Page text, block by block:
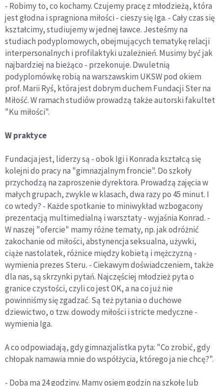
- Robimy to, co kochamy. Czujemy pracę z młodzieżą, która
jest głodna i spragniona miłości - cieszy się Iga. - Cały czas się
kształcimy, studiujemy w jednej ławce. Jesteśmy na
studiach podyplomowych, obejmujących tematykę relacji
interpersonalnych i profilaktyki uzależnień. Musimy być jak
najbardziej na bieżąco - przekonuje. Dwuletnią
podyplomówkę robią na warszawskim UKSW pod okiem
prof. Marii Ryś, która jest dobrym duchem Fundacji Ster na
Miłość. W ramach studiów prowadzą także autorski fakultet
"Ku miłości".
W praktyce
Fundacja jest, liderzy są - obok Igi i Konrada kształcą się
kolejni do pracy na "gimnazjalnym froncie". Do szkoły
przychodzą na zaproszenie dyrektora. Prowadzą zajęcia w
małych grupach, zwykle w klasach, dwa razy po 45 minut. I
co wtedy? - Każde spotkanie to miniwykład wzbogacony
prezentacją multimedialną i warsztaty - wyjaśnia Konrad. -
W naszej "ofercie" mamy różne tematy, np. jak odróżnić
zakochanie od miłości, abstynencja seksualna, używki,
ciąże nastolatek, różnice między kobietą i mężczyzną -
wymienia prezes Steru. - Ciekawym doświadczeniem, także
dla nas, są skrzynki pytań. Najczęściej młodzież pyta o
granice czystości, czyli co jest OK, a na co już nie
powinniśmy się zgadzać. Są też pytania o duchowe
dziewictwo, o tzw. dowody miłości i stricte medyczne -
wymienia Iga.
A co odpowiadają, gdy gimnazjalistka pyta: "Co zrobić, gdy
chłopak namawia mnie do współżycia, którego ja nie chcę?".
- Doba ma 24 godziny. Mamy osiem godzin na szkołę lub